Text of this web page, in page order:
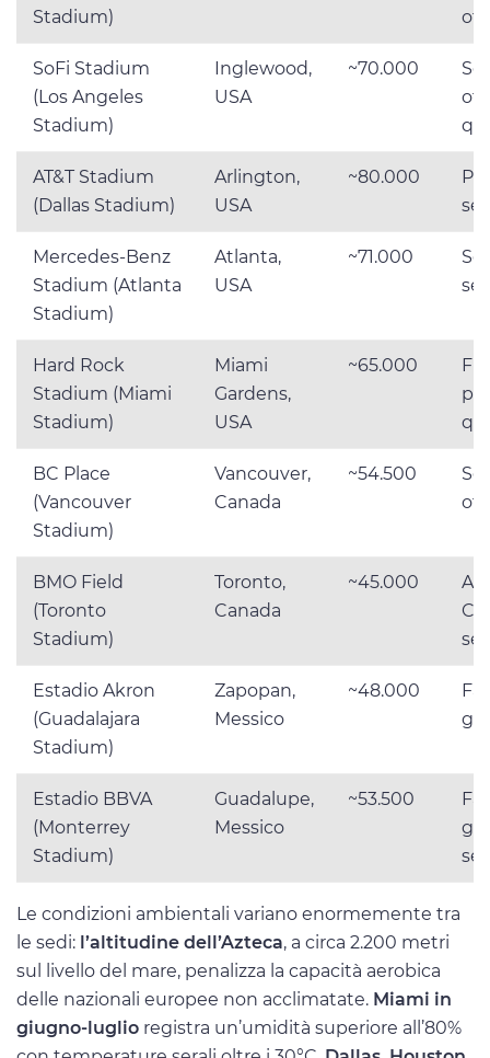
Stadium)
SoFi Stadium
(Los Angeles
Stadium)
Inglewood,
USA
~70.000
AT&T Stadium
(Dallas Stadium)
Arlington,
USA
~80.000
Mercedes-Benz
Stadium (Atlanta
Stadium)
Atlanta,
USA
~71.000
Hard Rock
Stadium (Miami
Stadium)
Miami
Gardens,
USA
~65.000
BC Place
(Vancouver
Stadium)
Vancouver,
Canada
~54.500
BMO Field
(Toronto
Stadium)
Toronto,
Canada
~45.000
Estadio Akron
(Guadalajara
Stadium)
Zapopan,
Messico
~48.000
Estadio BBVA
(Monterrey
Stadium)
Guadalupe,
Messico
~53.500
Le condizioni ambientali variano enormemente tra
le sedi: l’altitudine dell’Azteca, a circa 2.200 metri
sul livello del mare, penalizza la capacità aerobica
delle nazionali europee non acclimatate. Miami in
giugno-luglio registra un’umidità superiore all’80%